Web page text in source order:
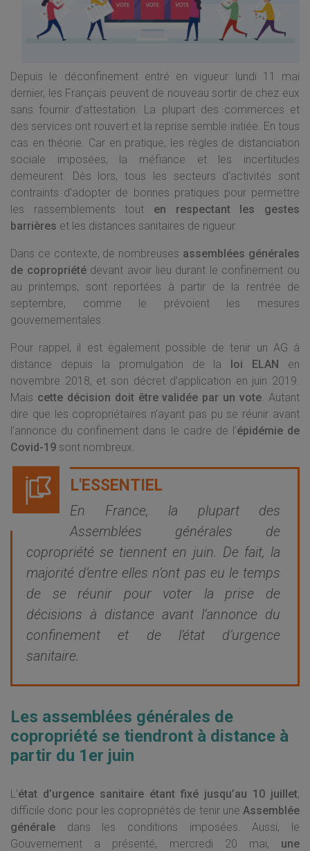
Depuis le déconfinement entré en vigueur lundi 11 mai
dernier, les Français peuvent de nouveau sortir de chez eux
sans fournir d’attestation. La plupart des commerces et
des services ont rouvert et la reprise semble initiée. En tous
cas en théorie. Car en pratique, les règles de distanciation
sociale imposées, la méfiance et les incertitudes
demeurent. Dès lors, tous les secteurs d’activités sont
contraints d’adopter de bonnes pratiques pour permettre
les rassemblements tout en respectant les gestes
barrières et les distances sanitaires de rigueur.
Dans ce contexte, de nombreuses assemblées générales
de copropriétédevant avoir lieu durant le confinement ou
au printemps, sont reportées à partir de la rentrée de
septembre, comme le prévoient les mesures
gouvernementales.
Pour rappel, il est également possible de tenir un AG à
distance depuis la promulgation de la loi ELAN en
novembre 2018, et son décret d’application en juin 2019.
Mais cette décision doit être validée par un vote. Autant
dire que les copropriétaires n’ayant pas pu se réunir avant
l’annonce du confinement dans le cadre de l’épidémie de
Covid-19 sont nombreux.
En France, la plupart des
Assemblées générales de
copropriété se tiennent en juin. De fait, la
majorité d’entre elles n’ont pas eu le temps
de se réunir pour voter la prise de
décisions à distance avant l’annonce du
confinement et de l’état d’urgence
sanitaire.
Les assemblées générales de
copropriété se tiendront à distance à
partir du 1er juin
L’état d’urgence sanitaire étant fixé jusqu’au 10 juillet,
difficile donc pour les copropriétés de tenir une Assemblée
générale dans les conditions imposées. Aussi, le
Gouvernement a présenté, mercredi 20 mai, une